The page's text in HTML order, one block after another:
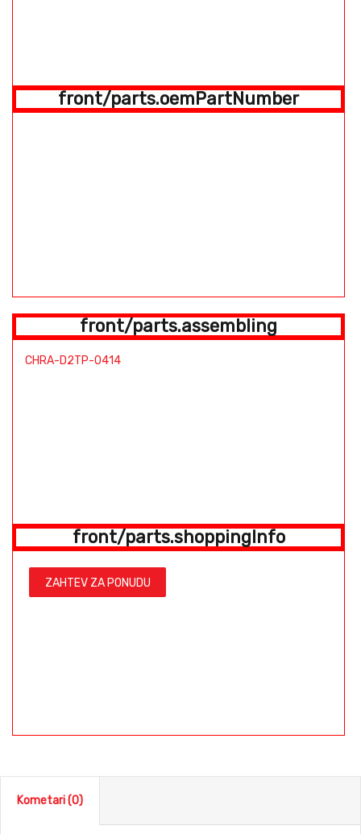
front/parts.oemPartNumber
front/parts.assembling
CHRA-D2TP-0414
front/parts.shoppingInfo
ZAHTEV ZA PONUDU
Kometari (0)